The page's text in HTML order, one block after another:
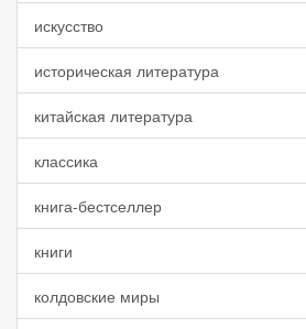
искусство
историческая литература
китайская литература
классика
книга-бестселлер
книги
колдовские миры